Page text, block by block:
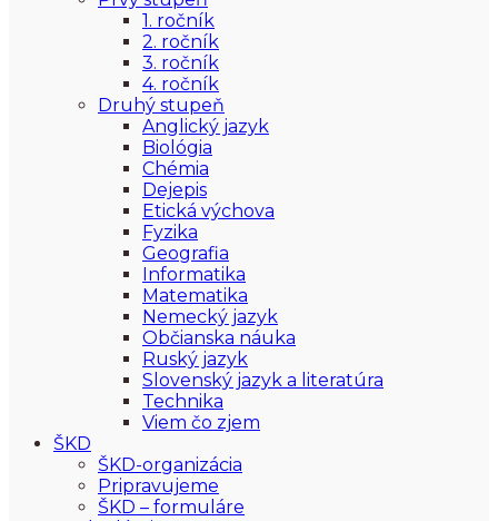
1. ročník
2. ročník
3. ročník
4. ročník
Druhý stupeň
Anglický jazyk
Biológia
Chémia
Dejepis
Etická výchova
Fyzika
Geografia
Informatika
Matematika
Nemecký jazyk
Občianska náuka
Ruský jazyk
Slovenský jazyk a literatúra
Technika
Viem čo zjem
ŠKD
ŠKD-organizácia
Pripravujeme
ŠKD – formuláre